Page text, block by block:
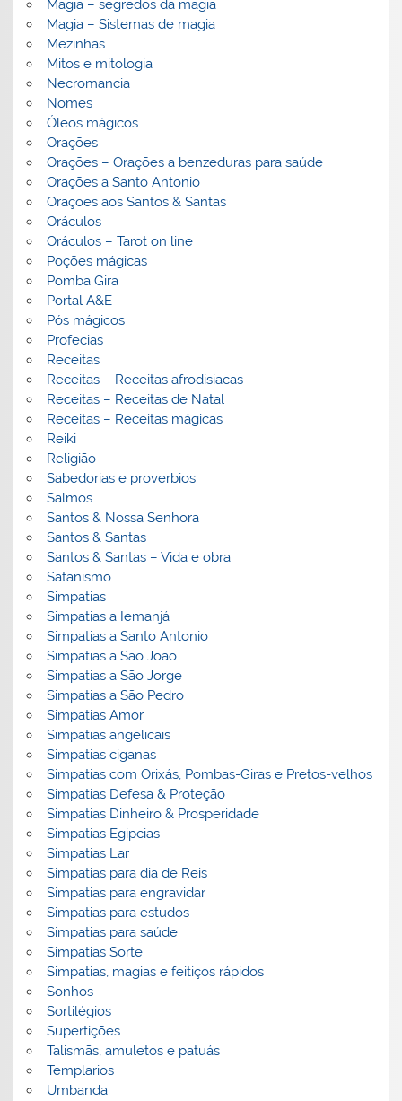
Magia – segredos da magia
Magia – Sistemas de magia
Mezinhas
Mitos e mitologia
Necromancia
Nomes
Óleos mágicos
Orações
Orações – Orações a benzeduras para saúde
Orações a Santo Antonio
Orações aos Santos & Santas
Oráculos
Oráculos – Tarot on line
Poções mágicas
Pomba Gira
Portal A&E
Pós mágicos
Profecias
Receitas
Receitas – Receitas afrodisiacas
Receitas – Receitas de Natal
Receitas – Receitas mágicas
Reiki
Religião
Sabedorias e proverbios
Salmos
Santos & Nossa Senhora
Santos & Santas
Santos & Santas – Vida e obra
Satanismo
Simpatias
Simpatias a Iemanjá
Simpatias a Santo Antonio
Simpatias a São João
Simpatias a São Jorge
Simpatias a São Pedro
Simpatias Amor
Simpatias angelicais
Simpatias ciganas
Simpatias com Orixás, Pombas-Giras e Pretos-velhos
Simpatias Defesa & Proteção
Simpatias Dinheiro & Prosperidade
Simpatias Egipcias
Simpatias Lar
Simpatias para dia de Reis
Simpatias para engravidar
Simpatias para estudos
Simpatias para saúde
Simpatias Sorte
Simpatias, magias e feitiços rápidos
Sonhos
Sortilégios
Supertições
Talismãs, amuletos e patuás
Templarios
Umbanda